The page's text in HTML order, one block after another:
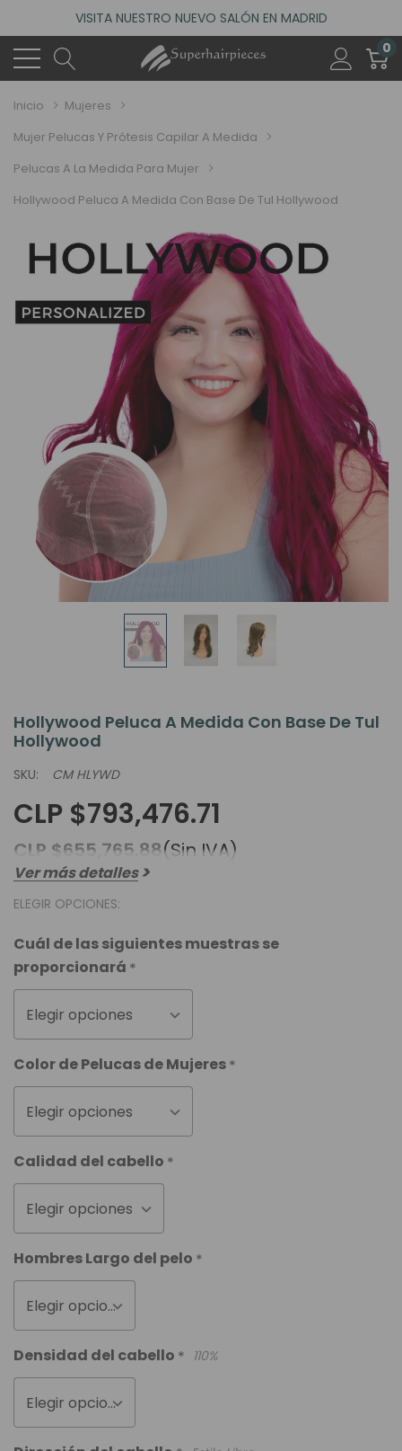
ACCEDE A NUESTROS DESCUENTOS DE BIENVENIDA
4.6
(485 reseñas)
VISITA NUESTRO NUEVO SALÓN EN MADRID
ACCEDE A NUESTROS DESCUENTOS DE BIENVENIDA
0
Inicio
Mujeres
Mujer Pelucas Y Prótesis Capilar A Medida
Pelucas A La Medida Para Mujer
Hollywood Peluca A Medida Con Base De Tul Hollywood
Hollywood Peluca A Medida Con Base De Tul
Hollywood
SKU: CM HLYWD
CLP $793,476.71
CLP $655,765.88(Sin IVA)
Ver más detalles
ELEGIR OPCIONES:
Cuál de las siguientes muestras se
proporcionará *
Elegir opciones
Color de Pelucas de Mujeres*
Elegir opciones
Calidad del cabello *
Elegir opciones
Hombres Largo del pelo *
Elegir opciones
Densidad del cabello * 110%
Elegir opciones